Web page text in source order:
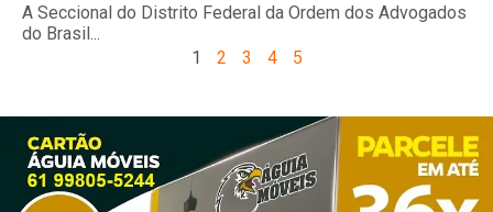
A Seccional do Distrito Federal da Ordem dos Advogados
do Brasil...
1
2 3 4 5